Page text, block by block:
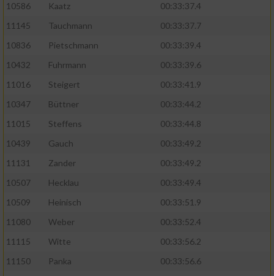
10586
Kaatz
00:33:37.4
11145
Tauchmann
00:33:37.7
10836
Pietschmann
00:33:39.4
10432
Fuhrmann
00:33:39.6
11016
Steigert
00:33:41.9
10347
Büttner
00:33:44.2
11015
Steffens
00:33:44.8
10439
Gauch
00:33:49.2
11131
Zander
00:33:49.2
10507
Hecklau
00:33:49.4
10509
Heinisch
00:33:51.9
11080
Weber
00:33:52.4
11115
Witte
00:33:56.2
11150
Panka
00:33:56.6